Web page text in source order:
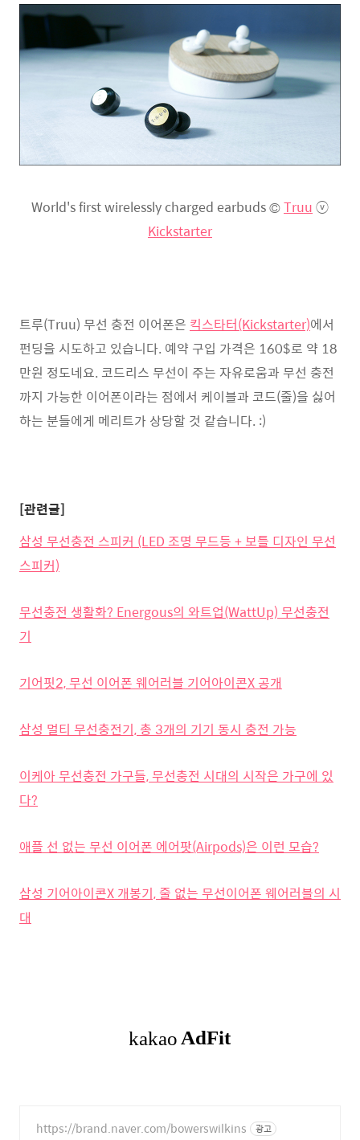
World's first wirelessly charged earbuds ©Truu ⓥ
Kickstarter
트루(Truu) 무선 충전 이어폰은 킥스타터(Kickstarter)에서
펀딩을 시도하고 있습니다. 예약 구입 가격은 160$로 약 18
만원 정도네요. 코드리스 무선이 주는 자유로움과 무선 충전
까지 가능한 이어폰이라는 점에서 케이블과 코드(줄)을 싫어
하는 분들에게 메리트가 상당할 것 같습니다. :)
[관련글]
삼성 무선충전 스피커 (LED 조명 무드등 + 보틀 디자인 무선
스피커)
무선충전 생활화? Energous의 와트업(WattUp) 무선충전
기
기어핏2, 무선 이어폰 웨어러블 기어아이콘X 공개
삼성 멀티 무선충전기, 총 3개의 기기 동시 충전 가능
이케아 무선충전 가구들, 무선충전 시대의 시작은 가구에 있
다?
애플 선 없는 무선 이어폰 에어팟(Airpods)은 이런 모습?
삼성 기어아이콘X 개봉기, 줄 없는 무선이어폰 웨어러블의 시
대
https://brand.naver.com/bowerswilkins 광고